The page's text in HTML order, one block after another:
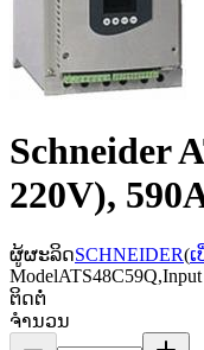
Schneider
220V),
ຜູ້ຜະລິດSCHNEIDER(
Model
ຕິດຕໍ່
ຈຳນວນ